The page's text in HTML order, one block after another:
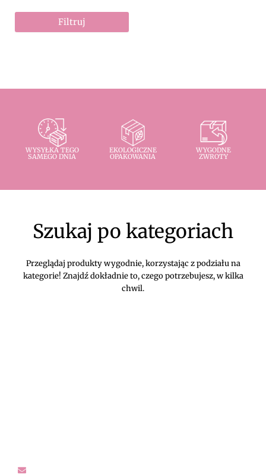
Filtruj
WYSYŁKA TEGO
SAMEGO DNIA
EKOLOGICZNE
OPAKOWANIA
WYGODNE
ZWROTY
Szukaj po kategoriach
Przeglądaj produkty wygodnie, korzystając z podziału na
kategorie! Znajdź dokładnie to, czego potrzebujesz, w kilka
chwil.